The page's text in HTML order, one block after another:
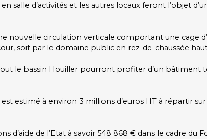
salle d’activités et les autres locaux feront l’objet
nouvelle circulation verticale comportant une cage
soit par le domaine public en rez-de-chaussée
le bassin Houiller pourront profiter d’un
estimé à environ 3 millions d’euros HT à répartir
d’aide de l’Etat à savoir 548 868 € dans le cadre du